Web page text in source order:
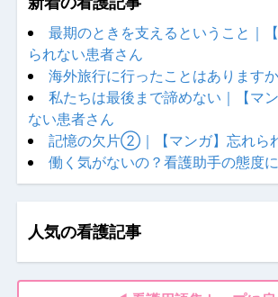
最期のときを支えるということ｜
られない患者さん
海外旅行に行ったことはあります
私たちは最後まで諦めない｜【マ
ない患者さん
記憶の欠片②｜【マンガ】忘れら
働く気がないの？看護助手の態度
人気の看護記事